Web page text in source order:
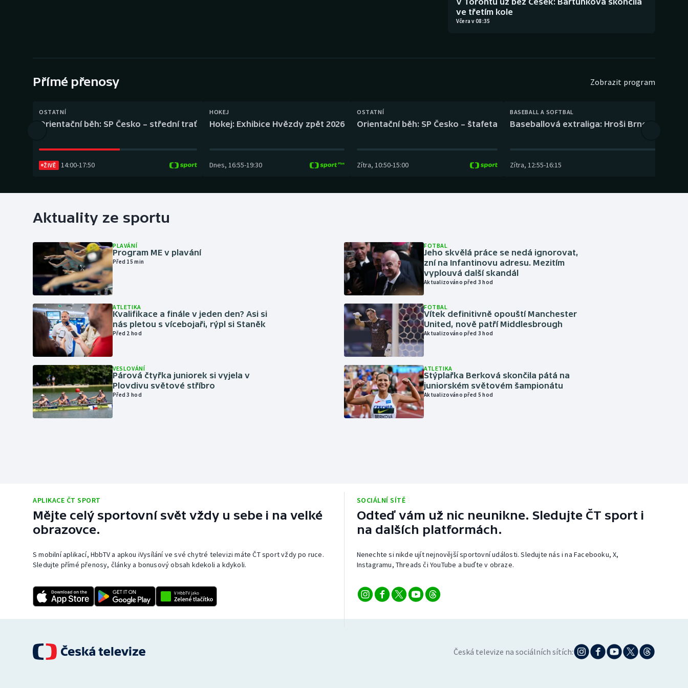
Gymnastika Plážový volejbal
ve třetím kole
Včera v 08:35
Přímé přenosy Zobrazit program
OSTATNÍ
Orientační běh: SP Česko – střední trať
ŽIVĚ 14:00-17:50
HOKEJ
Hokej: Exhibice Hvězdy zpět 2026
Dnes, 16:55-19:30
OSTATNÍ
Orientační běh: SP Česko – štafeta
Zítra, 10:50-15:00
BASEBALL A SOFTBAL
Baseballová extraliga: Hroši Brno – Eagles
Zítra, 12:55-16:15
Aktuality ze sportu
PLAVÁNÍ
Program ME v plavání
Před 15 min
ATLETIKA
Kvalifikace a finále v jeden den? Asi si
nás pletou s vícebojaři, rýpl si Staněk
Před 2 hod
VESLOVÁNÍ
Párová čtyřka juniorek si vyjela v
Plovdivu světové stříbro
Před 3 hod
FOTBAL
Jeho skvělá práce se nedá ignorovat,
zní na Infantinovu adresu. Mezitím
vyplouvá další skandál
Aktualizováno před 3 hod
FOTBAL
Vítek definitivně opouští Manchester
United, nově patří Middlesbrough
Aktualizováno před 3 hod
ATLETIKA
Stýplařka Berková skončila pátá na
juniorském světovém šampionátu
Aktualizováno před 5 hod
APLIKACE ČT SPORT
Mějte celý sportovní svět vždy u sebe i na velké
obrazovce.
S mobilní aplikací, HbbTV a apkou iVysílání ve své chytré televizi máte ČT sport vždy po ruce.
Sledujte přímé přenosy, články a bonusový obsah kdekoli a kdykoli.
SOCIÁLNÍ SÍTĚ
Odteď vám už nic neunikne. Sledujte ČT sport i
na dalších platformách.
Nenechte si nikde ujít nejnovější sportovní události. Sledujte nás i na Facebooku, X,
Instagramu, Threads či YouTube a buďte v obraze.
Česká televize na sociálních sítích: